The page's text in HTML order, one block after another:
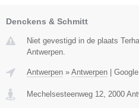
Denckens & Schmitt
Niet gevestigd in de plaats
Antwerpen.
Antwerpen » Antwerpen
Mechelsesteenweg 12, 2000